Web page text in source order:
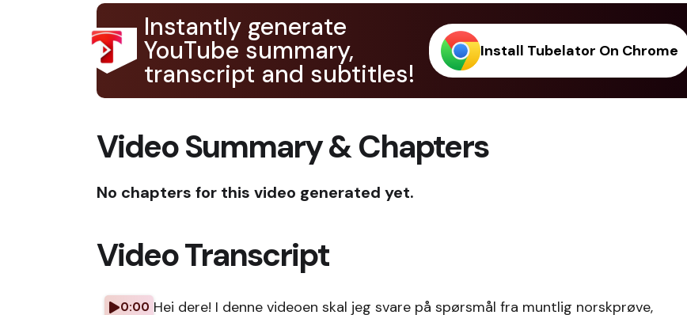
Instantly generate
YouTube summary,
transcript and subtitles!
Install Tubelator On Chrome
Video Summary & Chapters
No chapters for this video generated yet.
Video Transcript
0:00 Hei dere! I denne videoen skal jeg svare på spørsmål fra muntlig norskprøve,